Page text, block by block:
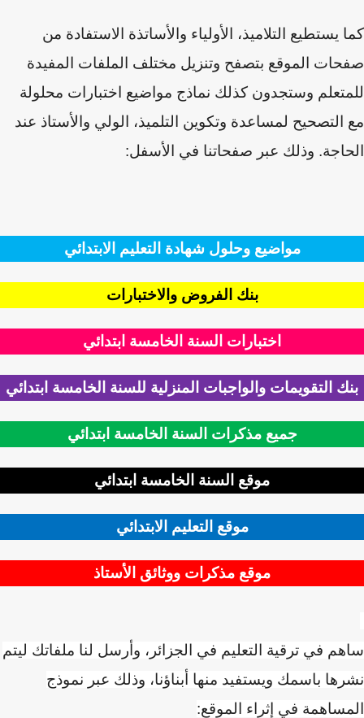
يستطيع التلاميذ، الأولياء والأساتذة الاستفادة من
الموقع بتصفح وتنزيل مختلف الملفات المفيدة
وستجدون كذلك نماذج مواضيع اختبارات محلولة
لمساعدة وتكوين التلميذ، الولي والأستاذ عند
وذلك عبر صفحاتنا في الأسفل:
مواضيع وحلول شهادة التعليم الابتدائي
بنك الفروض والاختبارات
اختبارات السنة الخامسة ابتدائي
التقويمات والواجبات المنزلية للسنة الخامسة ابتدائي
جميع مذكرات السنة الخامسة ابتدائي
موقع السنة الخامسة ابتدائي
موقع التعليم الابتدائي
موقع مذكرات ووثائق الأستاذ
في ترقية التعليم في الجزائر، وأرسل لنا ملفاتك ليتم
باسمك ويستفيد منها أبناؤنا، وذلك عبر نموذج
في إثراء الموقع: